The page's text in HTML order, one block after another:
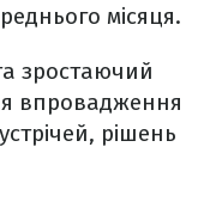
місяця.
зростаючий
впровадження
рішень